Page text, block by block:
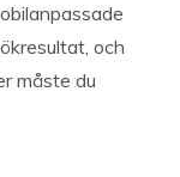
och
måste du